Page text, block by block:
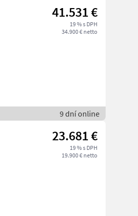
41.531 €
19 % s DPH
34.900 € netto
9 dní online
23.681 €
19 % s DPH
19.900 € netto